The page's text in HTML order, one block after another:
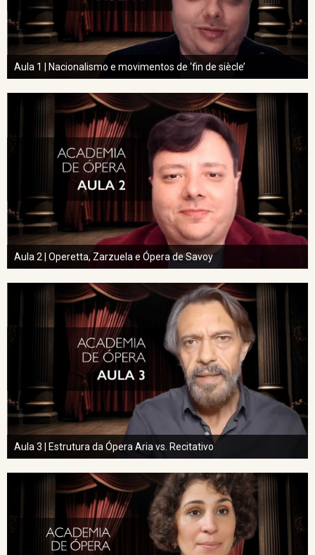
Aula 1 | Nacionalismo e movimentos de ‘fin de siècle’
Aula 2 | Operetta, Zarzuela e Ópera de Savoy
Aula 3 | Estrutura da Ópera Aria vs. Recitativo